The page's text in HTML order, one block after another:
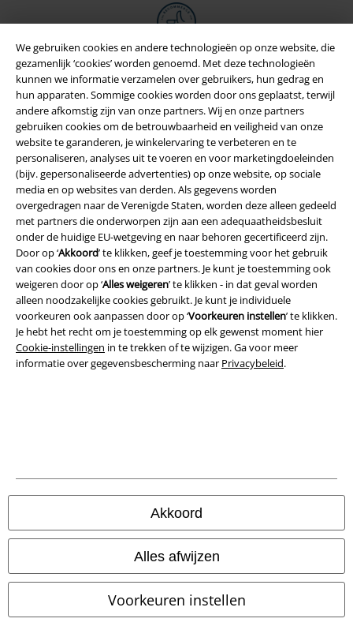
We gebruiken cookies en andere technologieën op onze website, die
gezamenlijk ‘cookies’ worden genoemd. Met deze technologieën
kunnen we informatie verzamelen over gebruikers, hun gedrag en
hun apparaten. Sommige cookies worden door ons geplaatst, terwijl
andere afkomstig zijn van onze partners. Wij en onze partners
gebruiken cookies om de betrouwbaarheid en veiligheid van onze
website te garanderen, je winkelervaring te verbeteren en te
personaliseren, analyses uit te voeren en voor marketingdoeleinden
(bijv. gepersonaliseerde advertenties) op onze website, op sociale
media en op websites van derden. Als gegevens worden
overgedragen naar de Verenigde Staten, worden deze alleen gedeeld
met partners die onderworpen zijn aan een adequaatheidsbesluit
onder de huidige EU-wetgeving en naar behoren gecertificeerd zijn.
Door op ‘Akkoord’ te klikken, geef je toestemming voor het gebruik
van cookies door ons en onze partners. Je kunt je toestemming ook
weigeren door op ‘Alles weigeren’ te klikken - in dat geval worden
alleen noodzakelijke cookies gebruikt. Je kunt je individuele
voorkeuren ook aanpassen door op ‘Voorkeuren instellen’ te klikken.
Je hebt het recht om je toestemming op elk gewenst moment hier
Cookie-instellingen in te trekken of te wijzigen. Ga voor meer
informatie over gegevensbescherming naar Privacybeleid.
Akkoord
Alles afwijzen
Voorkeuren instellen
Legal
Algemene Voorwaarden
Bedrijfsgegevens
Privacyverklaring
Verklaring van conformiteit
© 1986-2026 Large Popmerchandising BV
Onze online shops